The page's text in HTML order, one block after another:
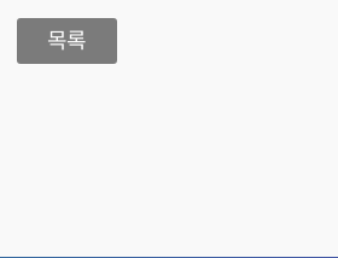
목록